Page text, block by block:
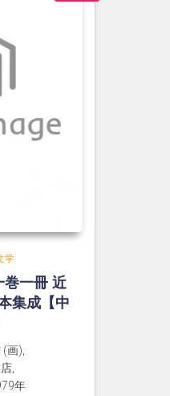
学
巻一冊 近
集成【中
画),
,
年